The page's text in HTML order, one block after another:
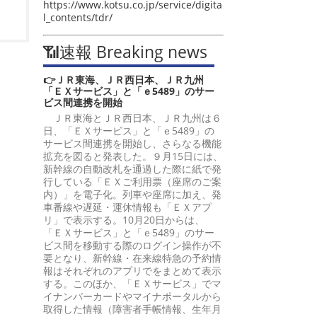
https://www.kotsu.co.jp/service/digita
l_contents/tdr/
📶速報 Breaking news
👉ＪＲ東海、ＪＲ西日本、ＪＲ九州
「ＥＸサービス」と「ｅ5489」のサー
ビス間連携を開始
ＪＲ東海とＪＲ西日本、ＪＲ九州は６
日、「ＥＸサービス」と「ｅ5489」の
サービス間連携を開始し、さらなる機能
拡充を図ると発表した。９月15日には、
新幹線の自動改札を通過した際に紙で発
行している「ＥＸご利用票（座席のご案
内）」を電子化。列車や座席に加え、発
車番線や遅延・運休情報も「ＥＸアプ
リ」で表示する。10月20日からは、
「ＥＸサービス」と「ｅ5489」のサー
ビス間を移動する際のログイン操作が不
要となり、新幹線・在来線特急の予約情
報はそれぞれのアプリでをまとめて表示
する。このほか、「ＥＸサービス」でマ
イナンバーカードやマイナポータルから
取得した情報（障害者手帳情報、生年月